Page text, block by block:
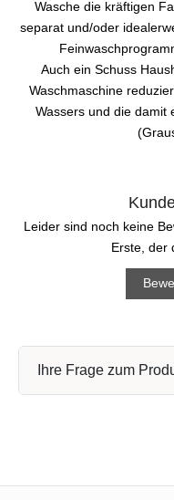
Wasche die kräftigen
separat und/oder
Auch ein Schuss
Waschmaschine
Wassers und die damit
Leider sind noch keine
Erste, der
Ihre Frage zum